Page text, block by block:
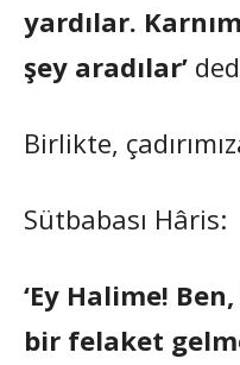
yardılar.
şey aradılar’
Birlikte,
Sütbabası Hâris:
‘Ey Halime!
bir felaket